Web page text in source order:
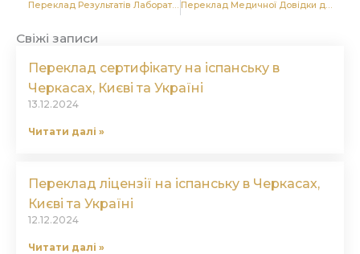
Свіжі записи
Переклад сертифікату на іспанську в
Черкасах, Києві та Україні
13.12.2024
Читати далі »
Переклад ліцензії на іспанську в Черкасах,
Києві та Україні
12.12.2024
Читати далі »